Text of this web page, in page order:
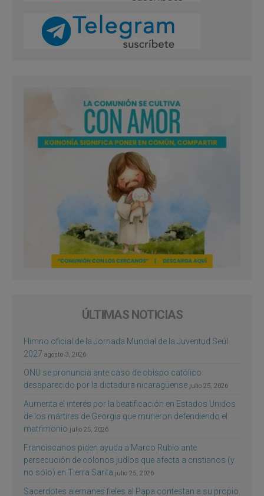
ÚLTIMAS NOTICIAS
Himno oficial de la Jornada Mundial de la Juventud Seúl
2027 agosto 3, 2026
ONU se pronuncia ante caso de obispo católico
desaparecido por la dictadura nicaragüense julio 25, 2026
Aumenta el interés por la beatificación en Estados Unidos
de los mártires de Georgia que murieron defendiendo el
matrimonio julio 25, 2026
Franciscanos piden ayuda a Marco Rubio ante
persecución de colonos judíos que afecta a cristianos (y
no sólo) en Tierra Santa julio 25, 2026
Sacerdotes alemanes fieles al Papa contestan a su propio